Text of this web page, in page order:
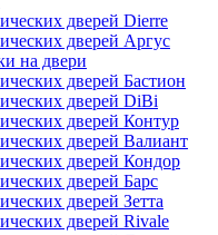
дверей Dierre
дверей Аргус
на двери
дверей Бастион
дверей DiBi
дверей Контур
дверей Валиант
дверей Кондор
дверей Барс
дверей Зетта
дверей Rivale